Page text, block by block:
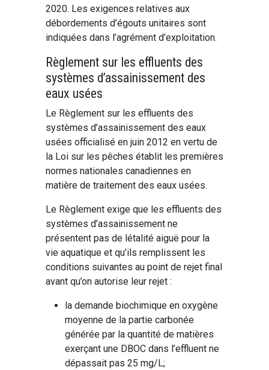
2020. Les exigences relatives aux
débordements d’égouts unitaires sont
indiquées dans l’agrément d’exploitation.
Règlement sur les effluents des
systèmes d’assainissement des
eaux usées
Le Règlement sur les effluents des
systèmes d’assainissement des eaux
usées officialisé en juin 2012 en vertu de
la Loi sur les pêches établit les premières
normes nationales canadiennes en
matière de traitement des eaux usées.
Le Règlement exige que les effluents des
systèmes d’assainissement ne
présentent pas de létalité aiguë pour la
vie aquatique et qu’ils remplissent les
conditions suivantes au point de rejet final
avant qu’on autorise leur rejet :
la demande biochimique en oxygène
moyenne de la partie carbonée
générée par la quantité de matières
exerçant une DBOC dans l’effluent ne
dépassait pas 25 mg/L;